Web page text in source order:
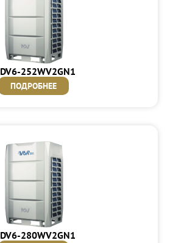
252WV2GN1
ПОДРОБНЕЕ
280WV2GN1